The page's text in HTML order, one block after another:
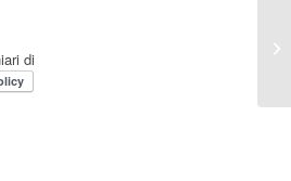
di